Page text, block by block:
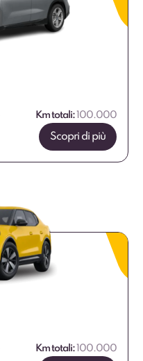
Km totali: 100.000
Scopri di più
Km totali: 100.000